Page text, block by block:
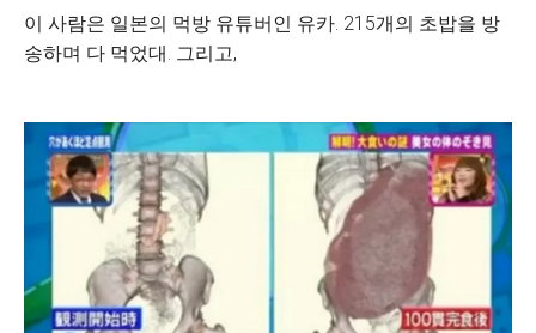
이 사람은 일본의 먹방 유튜버인 유카. 215개의 초밥을 방
송하며 다 먹었대. 그리고,